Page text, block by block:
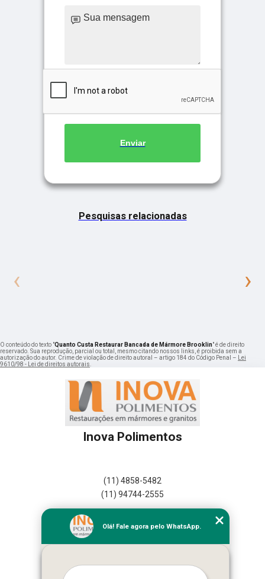
Enviar
Pesquisas relacionadas
‹ ›
O conteúdo do texto "Quanto Custa Restaurar Bancada de Mármore Brooklin" é de direito
reservado. Sua reprodução, parcial ou total, mesmo citando nossos links, é proibida sem a
autorização do autor. Crime de violação de direito autoral – artigo 184 do Código Penal –
Lei
9610/98 - Lei de direitos autorais
Inova Polimentos
(11) 4858-5482
(11) 94744-2555
Empresa
Missão
Olá! Fale agora pelo WhatsApp.